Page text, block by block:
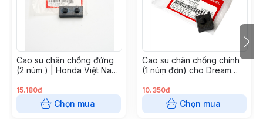
Cao su chân chống đứng
(2 núm ) | Honda Việt Nam
15.180đ
Chọn mua
Cao su chân chống chính
(1 núm đơn) cho Dream
10.350đ
Chọn mua